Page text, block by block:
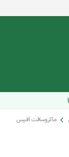
ماکروسافت آفیس